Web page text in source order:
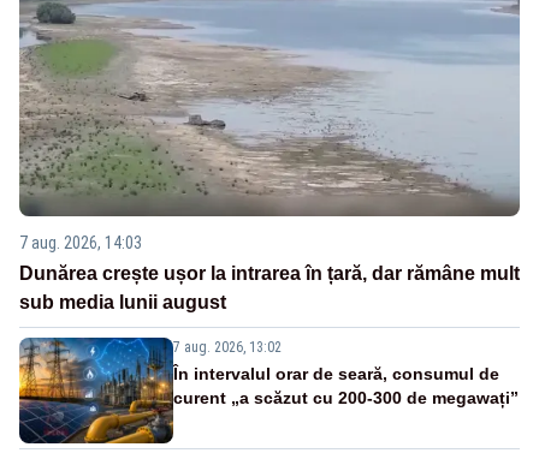
7 aug. 2026, 14:03
Dunărea crește ușor la intrarea în țară, dar rămâne mult
sub media lunii august
7 aug. 2026, 13:02
În intervalul orar de seară, consumul de
curent „a scăzut cu 200-300 de megawați”